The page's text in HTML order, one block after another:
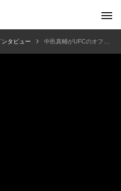
タビュー 中邑真輔がUFCのオファーを断っていたことを明かす